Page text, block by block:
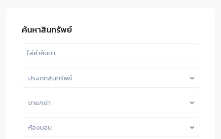
ค้นหาสินทรัพย์
ประเภทสินทรัพย์
ขาย/เช่า
ห้องนอน